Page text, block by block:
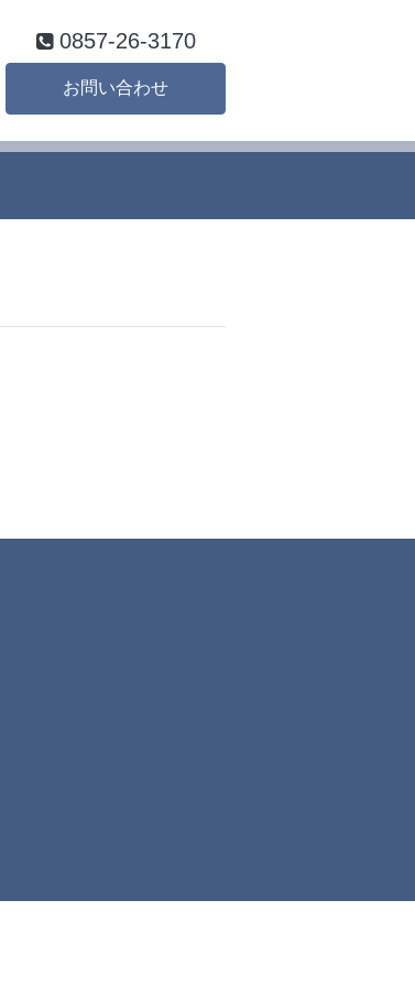
0857-26-3170
お問い合わせ